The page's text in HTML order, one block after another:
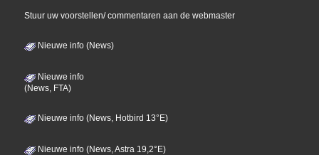
Stuur uw voorstellen/ commentaren aan de webmaster
Nieuwe info (News)
Nieuwe info
(News, FTA)
Nieuwe info (News, Hotbird 13°E)
Nieuwe info (News, Astra 19,2°E)